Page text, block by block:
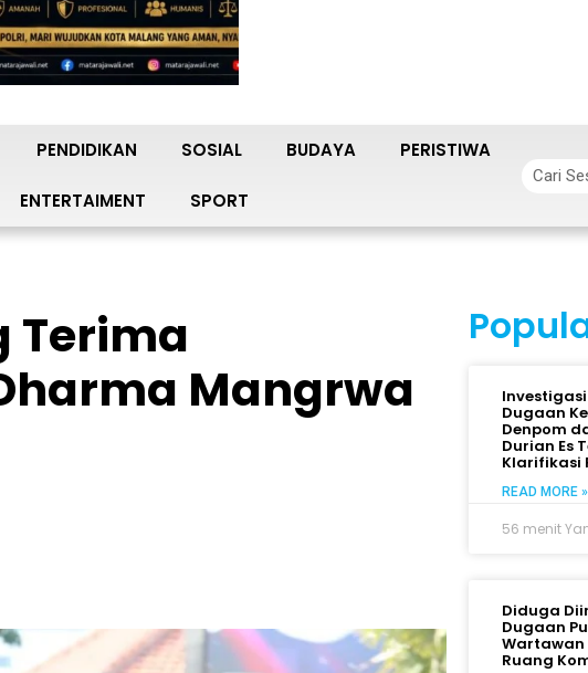
PENDIDIKAN SOSIAL BUDAYA PERISTIWA
ENTERTAIMENT SPORT
Terima
Mangrwa
Dugaan
Denpom
Durian Es
Klarifikasi
READ MORE »
56 menit
Diduga
Dugaan
Ruang